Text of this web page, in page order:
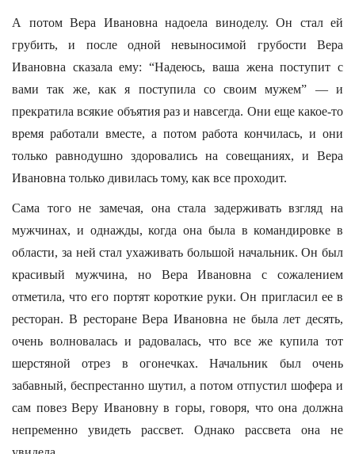
А потом Вера Ивановна надоела виноделу. Он стал ей
грубить, и после одной невыносимой грубости Вера
Ивановна сказала ему: “Надеюсь, ваша жена поступит с
вами так же, как я поступила со своим мужем” — и
прекратила всякие объятия раз и навсегда. Они еще какое-то
время работали вместе, а потом работа кончилась, и они
только равнодушно здоровались на совещаниях, и Вера
Ивановна только дивилась тому, как все проходит.
Сама того не замечая, она стала задерживать взгляд на
мужчинах, и однажды, когда она была в командировке в
области, за ней стал ухаживать большой начальник. Он был
красивый мужчина, но Вера Ивановна с сожалением
отметила, что его портят короткие руки. Он пригласил ее в
ресторан. В ресторане Вера Ивановна не была лет десять,
очень волновалась и радовалась, что все же купила тот
шерстяной отрез в огонечках. Начальник был очень
забавный, беспрестанно шутил, а потом отпустил шофера и
сам повез Веру Ивановну в горы, говоря, что она должна
непременно увидеть рассвет. Однако рассвета она не